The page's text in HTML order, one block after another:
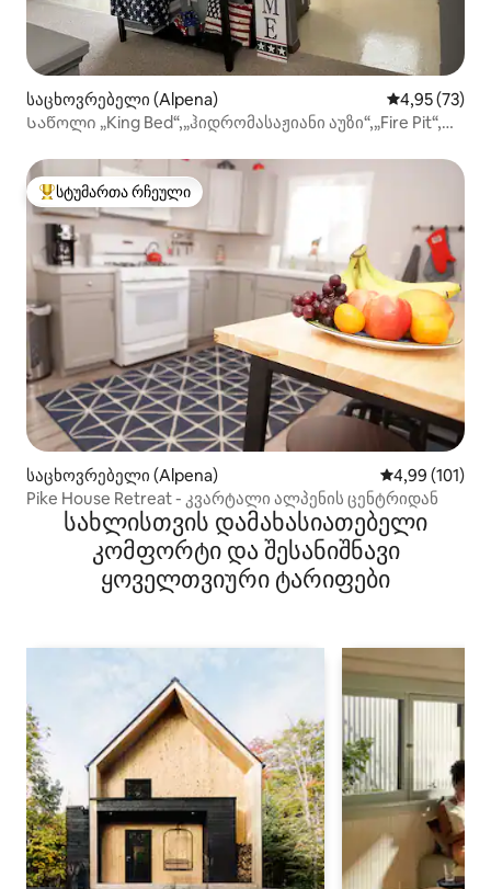
საცხოვრებელი (Alpena) საშუალო
4,95 (73)
Საწოლი „King Bed“,„ჰიდრომასაჟიანი აუზი“,„Fire Pit“,
სტუმართა რჩეული მოწინავე ვარიანტი
სტუმართა რჩეული
საცხოვრებელი (Alpena) საშუალო
4,99 (101)
Pike House Retreat - კვარტალი ალპენის ცენტრიდან
სახლისთვის დამახასიათებელი
კომფორტი და შესანიშნავი
ყოველთვიური ტარიფები